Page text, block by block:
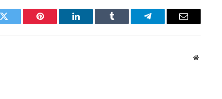
Twitter Pinterest LinkedIn Tumblr Telegram Email
Website